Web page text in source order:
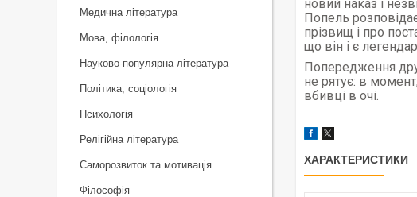
новий наказ і
Попель
прізвищ і про
що він і є
Попередження
не рятує: в
вбивці в очі.
ХАРАКТЕРИСТИКИ
Медична література
Мова, філологія
Науково-популярна література
Політика, соціологія
Психологія
Релігійна література
Саморозвиток та мотивація
Філософія